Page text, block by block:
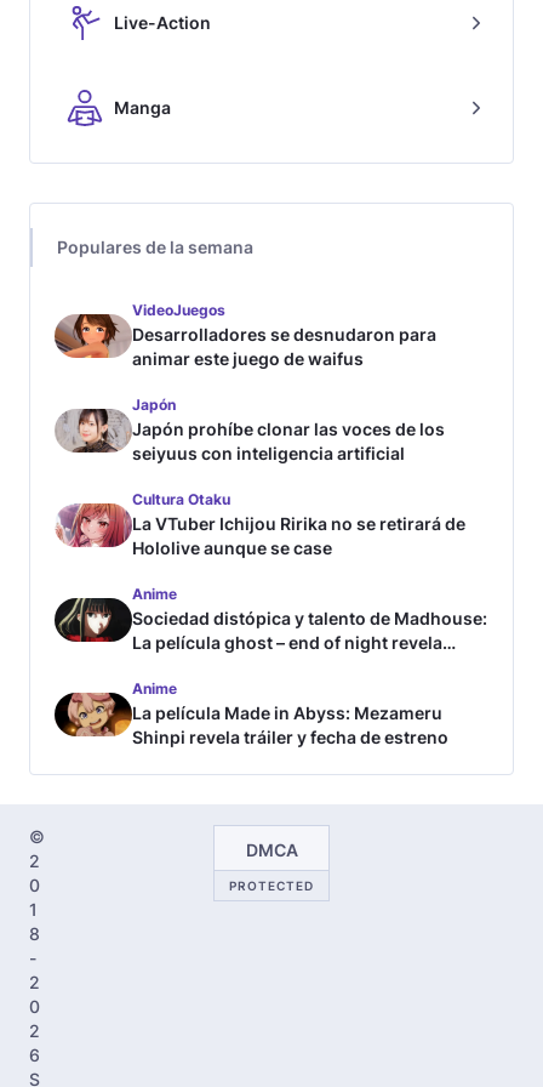
Live-Action
Manga
Populares de la semana
VideoJuegos
Desarrolladores se desnudaron para
animar este juego de waifus
Japón
Japón prohíbe clonar las voces de los
seiyuus con inteligencia artificial
Cultura Otaku
La VTuber Ichijou Ririka no se retirará de
Hololive aunque se case
Anime
Sociedad distópica y talento de Madhouse:
La película ghost – end of night revela
Anime
La película Made in Abyss: Mezameru
Shinpi revela tráiler y fecha de estreno
©
2
0
1
8
-
2
0
2
6
S
DMCA
PROTECTED